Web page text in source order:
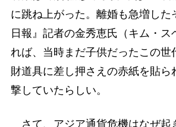
に跳ね上がった。離婚も急増した
日報』記者の金秀恵氏（キム・ス
れば、当時まだ子供だったこの世
財道具に差し押さえの赤紙を貼ら
撃していたらしい。
さて、アジア通貨危機はなぜ起